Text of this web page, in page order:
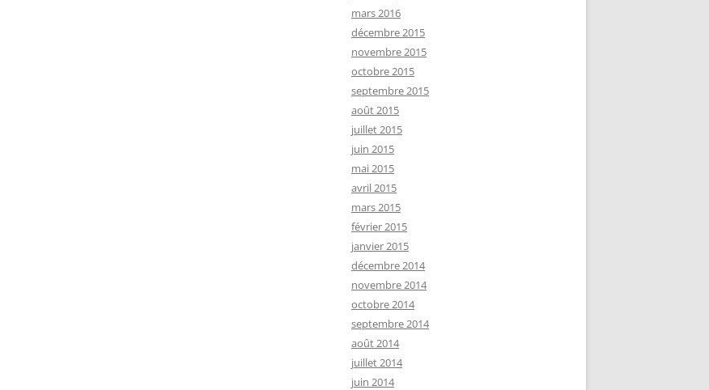
mars 2016
décembre 2015
novembre 2015
octobre 2015
septembre 2015
août 2015
juillet 2015
juin 2015
mai 2015
avril 2015
mars 2015
février 2015
janvier 2015
décembre 2014
novembre 2014
octobre 2014
septembre 2014
août 2014
juillet 2014
juin 2014